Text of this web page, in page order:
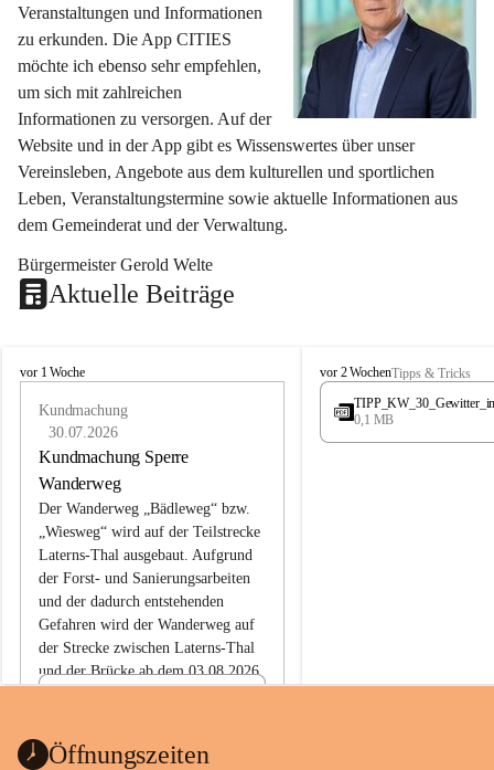
Veranstaltungen und Informationen
zu erkunden. Die App CITIES
möchte ich ebenso sehr empfehlen,
um sich mit zahlreichen
Informationen zu versorgen. Auf der
Website und in der App gibt es Wissenswertes über unser
Vereinsleben, Angebote aus dem kulturellen und sportlichen
Leben, Veranstaltungstermine sowie aktuelle Informationen aus
dem Gemeinderat und der Verwaltung.
Bürgermeister Gerold Welte
Aktuelle Beiträge
L
vor 1 Woche
Kundmachung
30.07.2026
Kundmachung Sperre
Wanderweg
Der Wanderweg „Bädleweg“ bzw.
„Wiesweg“ wird auf der Teilstrecke
Laterns-Thal ausgebaut. Aufgrund
der Forst- und Sanierungsarbeiten
und der dadurch entstehenden
Gefahren wird der Wanderweg auf
der Strecke zwischen Laterns-Thal
und der Brücke ab dem 03.08.2026
ht
L
a
e
vor 2 WochenTipps & Tricks
0,1 MB
Öffnungszeiten